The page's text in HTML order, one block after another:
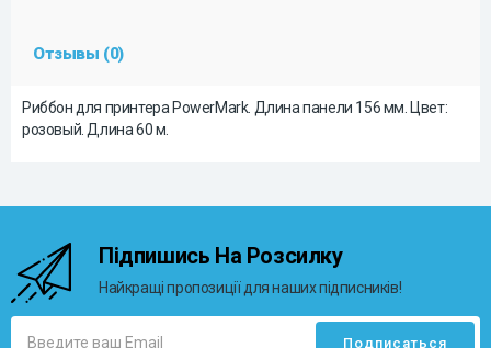
Отзывы (0)
Риббон для принтера PowerMark. Длина панели 156 мм. Цвет:
розовый. Длина 60 м.
Підпишись На Розсилку
Найкращі пропозиції для наших підписників!